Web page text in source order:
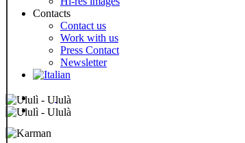
Contacts
Contact us
Work with us
Press Contact
Newsletter
Menu